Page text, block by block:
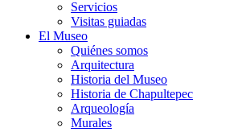
Servicios
Visitas guiadas
El Museo
Quiénes somos
Arquitectura
Historia del Museo
Historia de Chapultepec
Arqueología
Murales